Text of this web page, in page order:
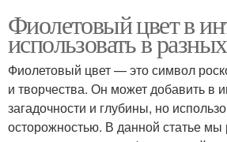
Фиолетовый цвет в
использовать в
Фиолетовый цвет — это символ
и творчества. Он может добавить в
загадочности и глубины, но
осторожностью. В данной статье мы